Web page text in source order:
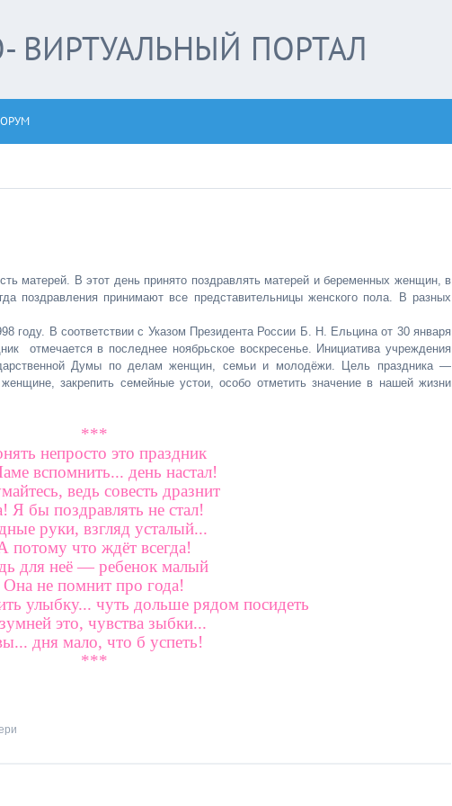
ПОРТАЛ
матерей. В этот день принято поздравлять матерей и беременных женщин, в
поздравления принимают все представительницы женского пола. В разных
году. В соответствии с Указом Президента России Б. Н. Ельцина от 30 января
отмечается в последнее ноябрьское воскресенье. Инициатива учреждения
Думы по делам женщин, семьи и молодёжи. Цель праздника —
закрепить семейные устои, особо отметить значение в нашей жизни
***
непросто это праздник
вспомнить... день настал!
ведь совесть дразнит
Я бы поздравлять не стал!
руки, взгляд усталый...
потому что ждёт всегда!
для неё — ребенок малый
Она не помнит про года!
улыбку... чуть дольше рядом посидеть
это, чувства зыбки...
дня мало, что б успеть!
***